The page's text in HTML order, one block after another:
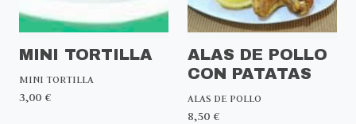
MINI TORTILLA
MINI TORTILLA
3,00 €
ALAS DE POLLO
CON PATATAS
ALAS DE POLLO
8,50 €